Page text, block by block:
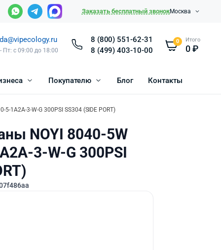
Заказать бесплатный звонокМосква
Пт: с 09:00 до 18:00
8 (800) 551-62-31
8 (499) 403-10-00
0 Итого
0₽
Покупателю Блог Контакты
1A2A-3-W-G 300PSI SS304 (SIDE PORT)
NOYI 8040-5W
3-W-G 300PSI